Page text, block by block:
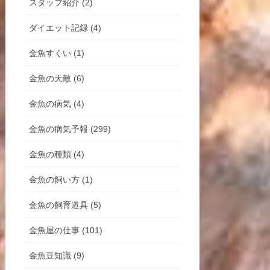
スタッフ紹介 (2)
ダイエット記録 (4)
金魚すくい (1)
金魚の天敵 (6)
金魚の病気 (4)
金魚の病気予報 (299)
金魚の種類 (4)
金魚の飼い方 (1)
金魚の飼育道具 (5)
金魚屋の仕事 (101)
金魚豆知識 (9)